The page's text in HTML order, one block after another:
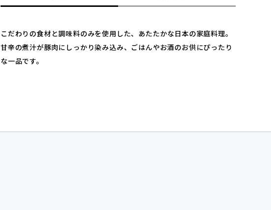
こだわりの食材と調味料のみを使用した、あたたかな日本の家庭料理。
甘辛の煮汁が豚肉にしっかり染み込み、ごはんやお酒のお供にぴったり
な一品です。